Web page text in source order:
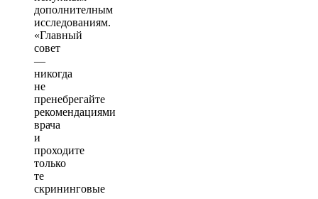
дополнителным
исследованиям.
«Главный
совет
—
никогда
не
пренебрегайте
рекомендациями
врача
и
проходите
только
те
скрининговые